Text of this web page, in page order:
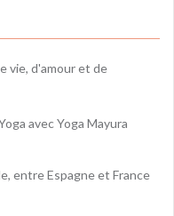
vie, d'amour et de
avec Yoga Mayura
entre Espagne et France